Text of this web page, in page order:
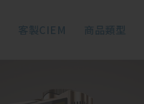
客製CIEM 商品類型